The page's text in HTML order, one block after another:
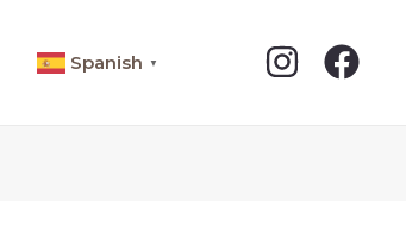
Spanish ▼